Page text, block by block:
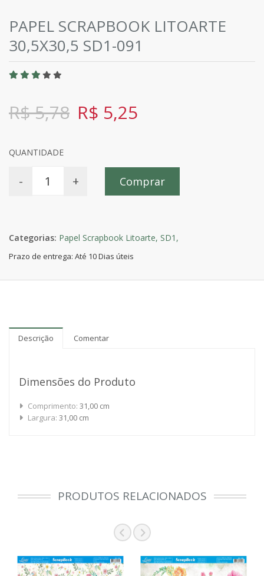
PAPEL SCRAPBOOK LITOARTE
30,5X30,5 SD1-091
R$ 5,78 R$ 5,25
QUANTIDADE
- + Comprar
Categorias: Papel Scrapbook Litoarte, SD1,
Prazo de entrega: Até 10 Dias úteis
Descrição Comentar
Dimensões do Produto
Comprimento: 31,00 cm
Largura: 31,00 cm
PRODUTOS RELACIONADOS